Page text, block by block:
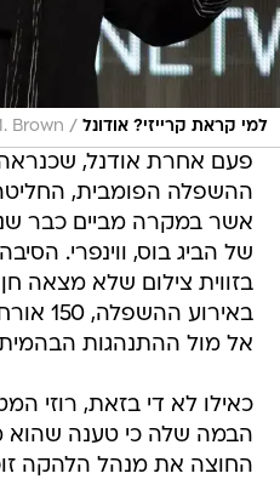
למי קראת קרייזי? אודונל /
Brown
פעם אחרת אודנל, שכנראה
ההשפלה הפומבית,
אשר במקרה מביים כבר
של הביג בוס, ווינפרי.
בזווית צילום שלא מצאה חן
אל מול ההתנהגות
כאילו לא די בזאת, רוזי
הבמה שלה כי טענה שהוא
החוצה את מנהל הלהקה